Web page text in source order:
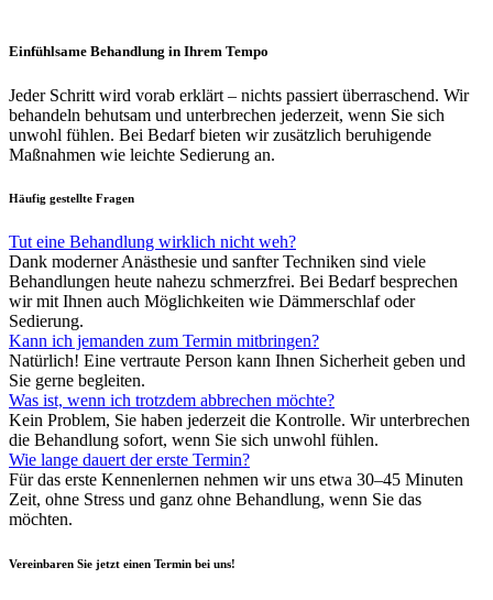
Einfühlsame Behandlung in Ihrem Tempo
Jeder Schritt wird vorab erklärt – nichts passiert überraschend. Wir
behandeln behutsam und unterbrechen jederzeit, wenn Sie sich
unwohl fühlen. Bei Bedarf bieten wir zusätzlich beruhigende
Maßnahmen wie leichte Sedierung an.
Häufig gestellte Fragen
Tut eine Behandlung wirklich nicht weh?
Dank moderner Anästhesie und sanfter Techniken sind viele
Behandlungen heute nahezu schmerzfrei. Bei Bedarf besprechen
wir mit Ihnen auch Möglichkeiten wie Dämmerschlaf oder
Sedierung.
Kann ich jemanden zum Termin mitbringen?
Natürlich! Eine vertraute Person kann Ihnen Sicherheit geben und
Sie gerne begleiten.
Was ist, wenn ich trotzdem abbrechen möchte?
Kein Problem, Sie haben jederzeit die Kontrolle. Wir unterbrechen
die Behandlung sofort, wenn Sie sich unwohl fühlen.
Wie lange dauert der erste Termin?
Für das erste Kennenlernen nehmen wir uns etwa 30–45 Minuten
Zeit, ohne Stress und ganz ohne Behandlung, wenn Sie das
möchten.
Vereinbaren Sie jetzt einen Termin bei uns!